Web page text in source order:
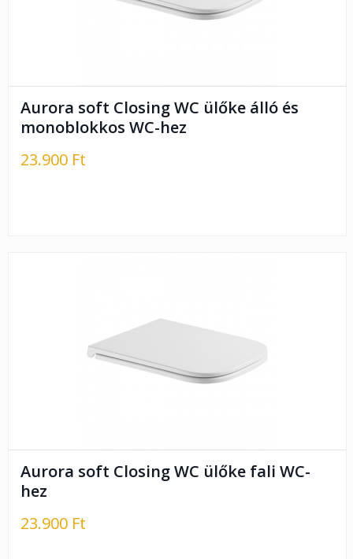
Aurora soft Closing WC ülőke álló és
monoblokkos WC-hez
23.900 Ft
Aurora soft Closing WC ülőke fali WC-
hez
23.900 Ft